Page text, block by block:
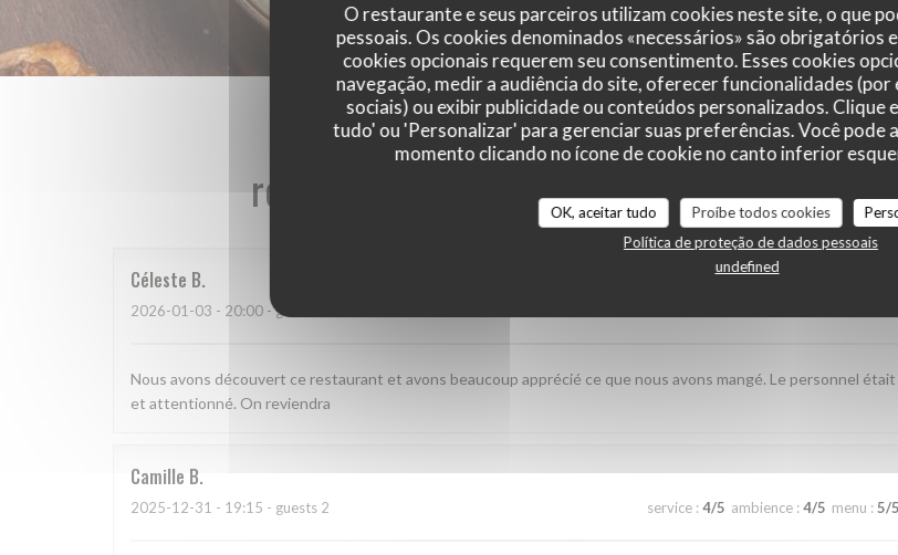
O restaurante e seus parceiros utilizam cookies neste site, o que
pessoais. Os cookies denominados «necessários» são obrigatórios
cookies opcionais requerem seu consentimento. Esses cookies
navegação, medir a audiência do site, oferecer funcionalidades (por
sociais) ou exibir publicidade ou conteúdos personalizados. Clique
tudo' ou 'Personalizar' para gerenciar suas preferências. Você pode
momento clicando no ícone de cookie no canto inferior
OK, aceitar tudo Proíbe todos cookies
Política de proteção de dados pessoais
undefined
Céleste B
2026-01-03 - 20:00 - guests 2
Nous avons découvert ce restaurant et avons beaucoup apprécié ce que nous avons mangé. Le personnel
et attentionné. On reviendra
Camille B
2025-12-31 - 19:15 - guests 2 service : 4/5 ambience : 4/5 menu : 5/5